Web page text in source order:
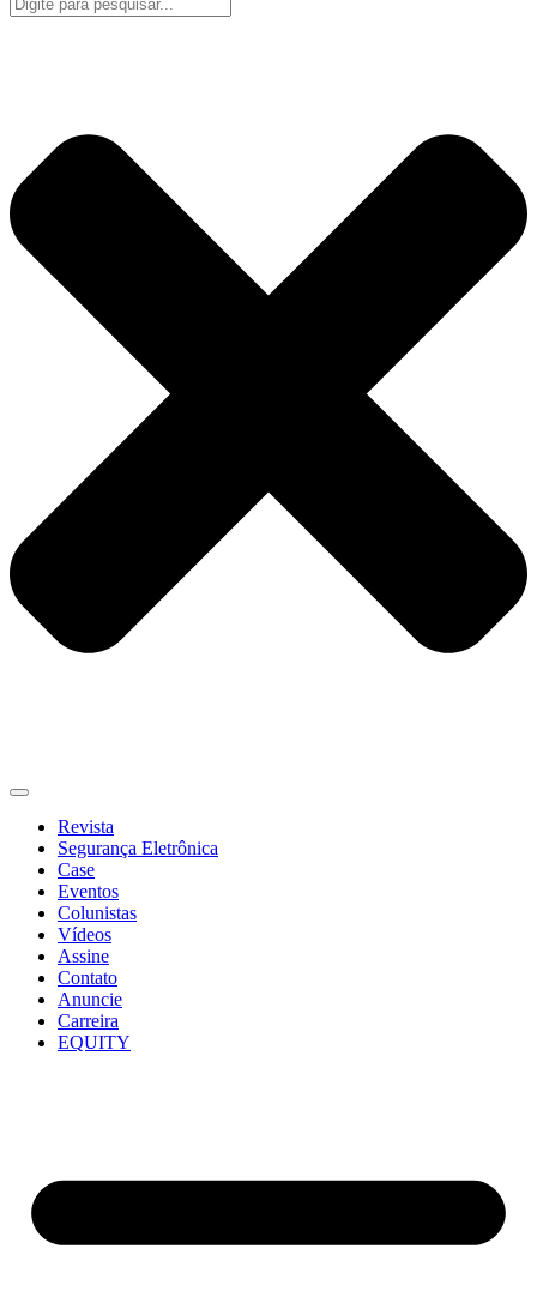
Revista
Segurança Eletrônica
Case
Eventos
Colunistas
Vídeos
Assine
Contato
Anuncie
Carreira
EQUITY